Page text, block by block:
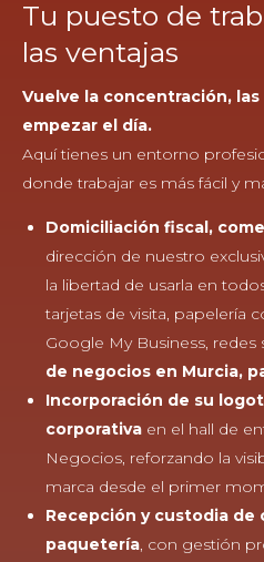
Tu puesto de
las ventajas
Vuelve la concentración,
empezar el día.
Aquí tienes un entorno
donde trabajar es más fácil y
Domiciliación fiscal,
dirección de nuestro
la libertad de usarla en
tarjetas de visita, papelería
Google My Business, redes
de negocios en Murcia,
Incorporación de su
corporativa en el hall de
Negocios, reforzando la
marca desde el primer
Recepción y custodia de
paquetería, con gestión